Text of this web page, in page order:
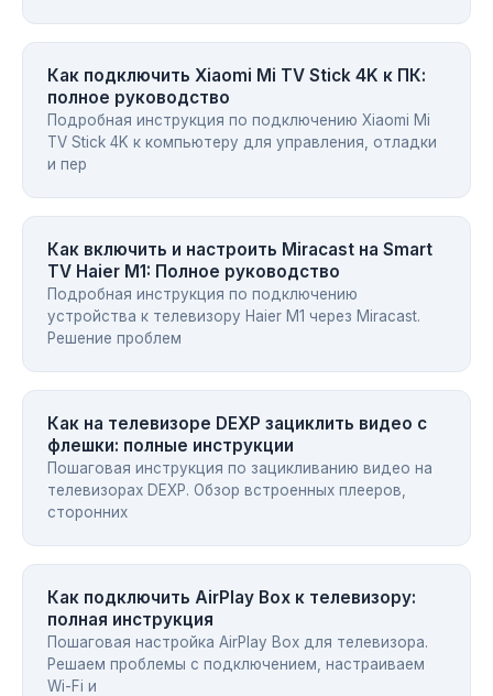
Как подключить Xiaomi Mi TV Stick 4K к ПК:
полное руководство
Подробная инструкция по подключению Xiaomi Mi
TV Stick 4K к компьютеру для управления, отладки
и пер
Как включить и настроить Miracast на Smart
TV Haier M1: Полное руководство
Подробная инструкция по подключению
устройства к телевизору Haier M1 через Miracast.
Решение проблем
Как на телевизоре DEXP зациклить видео с
флешки: полные инструкции
Пошаговая инструкция по зацикливанию видео на
телевизорах DEXP. Обзор встроенных плееров,
сторонних
Как подключить AirPlay Box к телевизору:
полная инструкция
Пошаговая настройка AirPlay Box для телевизора.
Решаем проблемы с подключением, настраиваем
Wi-Fi и